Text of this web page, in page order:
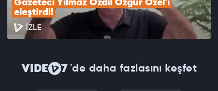
Gazeteci Yılmaz Özdil Özgür Özel'i
eleştirdi!
İZLE
'de daha fazlasını keşfet